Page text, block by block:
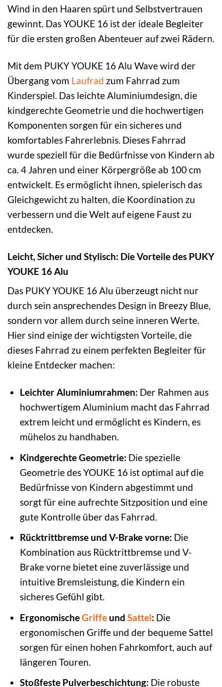
Wind in den Haaren spürt und Selbstvertrauen
gewinnt. Das YOUKE 16 ist der ideale Begleiter
für die ersten großen Abenteuer auf zwei Rädern.
Mit dem PUKY YOUKE 16 Alu Wave wird der
Übergang vom Laufrad zum Fahrrad zum
Kinderspiel. Das leichte Aluminiumdesign, die
kindgerechte Geometrie und die hochwertigen
Komponenten sorgen für ein sicheres und
komfortables Fahrerlebnis. Dieses Fahrrad
wurde speziell für die Bedürfnisse von Kindern ab
ca. 4 Jahren und einer Körpergröße ab 100 cm
entwickelt. Es ermöglicht ihnen, spielerisch das
Gleichgewicht zu halten, die Koordination zu
verbessern und die Welt auf eigene Faust zu
entdecken.
Leicht, Sicher und Stylisch: Die Vorteile des PUKY
YOUKE 16 Alu
Das PUKY YOUKE 16 Alu überzeugt nicht nur
durch sein ansprechendes Design in Breezy Blue,
sondern vor allem durch seine inneren Werte.
Hier sind einige der wichtigsten Vorteile, die
dieses Fahrrad zu einem perfekten Begleiter für
kleine Entdecker machen:
Leichter Aluminiumrahmen: Der Rahmen aus
hochwertigem Aluminium macht das Fahrrad
extrem leicht und ermöglicht es Kindern, es
mühelos zu handhaben.
Kindgerechte Geometrie: Die spezielle
Geometrie des YOUKE 16 ist optimal auf die
Bedürfnisse von Kindern abgestimmt und
sorgt für eine aufrechte Sitzposition und eine
gute Kontrolle über das Fahrrad.
Rücktrittbremse und V-Brake vorne: Die
Kombination aus Rücktrittbremse und V-
Brake vorne bietet eine zuverlässige und
intuitive Bremsleistung, die Kindern ein
sicheres Gefühl gibt.
ErgonomischeGriffeund Sattel: Die
ergonomischen Griffe und der bequeme Sattel
sorgen für einen hohen Fahrkomfort, auch auf
längeren Touren.
Stoßfeste Pulverbeschichtung: Die robuste